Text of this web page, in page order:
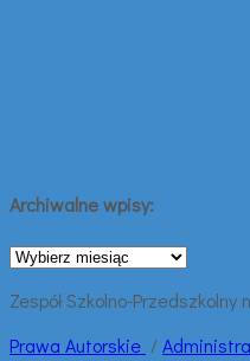
Archiwalne wpisy:
Archiwalne
Zespół Szkolno-
Prawa Autorskie /